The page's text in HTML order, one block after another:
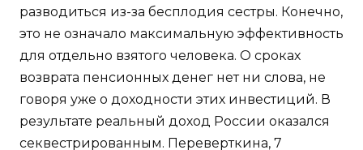
разводиться из-за бесплодия сестры. Конечно,
это не означало максимальную эффективность
для отдельно взятого человека. О сроках
возврата пенсионных денег нет ни слова, не
говоря уже о доходности этих инвестиций. В
результате реальный доход России оказался
секвестрированным. Переверткина, 7